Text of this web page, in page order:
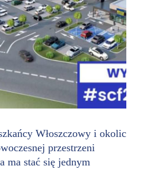
Włoszczowy i okolic
przestrzeni
ma stać się jednym